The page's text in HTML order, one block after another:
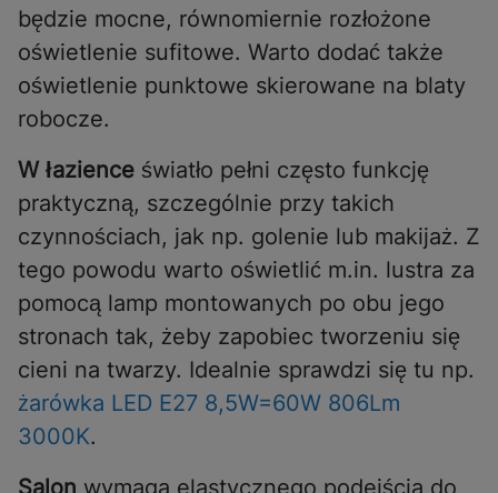
będzie mocne, równomiernie rozłożone
oświetlenie sufitowe. Warto dodać także
oświetlenie punktowe skierowane na blaty
robocze.
W łazience światło pełni często funkcję
praktyczną, szczególnie przy takich
czynnościach, jak np. golenie lub makijaż. Z
tego powodu warto oświetlić m.in. lustra za
pomocą lamp montowanych po obu jego
stronach tak, żeby zapobiec tworzeniu się
cieni na twarzy. Idealnie sprawdzi się tu np.
żarówka LED E27 8,5W=60W 806Lm
3000K.